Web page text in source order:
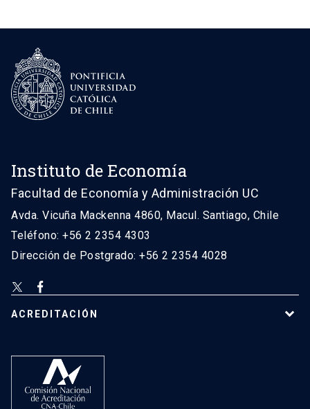
Instituto de Economía
Facultad de Economía y Administración UC
Avda. Vicuña Mackenna 4860, Macul. Santiago, Chile
Teléfono: +56 2 2354 4303
Dirección de Postgrado: +56 2 2354 4028
ACREDITACIÓN